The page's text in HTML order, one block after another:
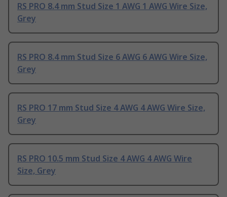
RS PRO 8.4 mm Stud Size 1 AWG 1 AWG Wire Size,
Grey
RS PRO 8.4 mm Stud Size 6 AWG 6 AWG Wire Size,
Grey
RS PRO 17 mm Stud Size 4 AWG 4 AWG Wire Size,
Grey
RS PRO 10.5 mm Stud Size 4 AWG 4 AWG Wire
Size, Grey